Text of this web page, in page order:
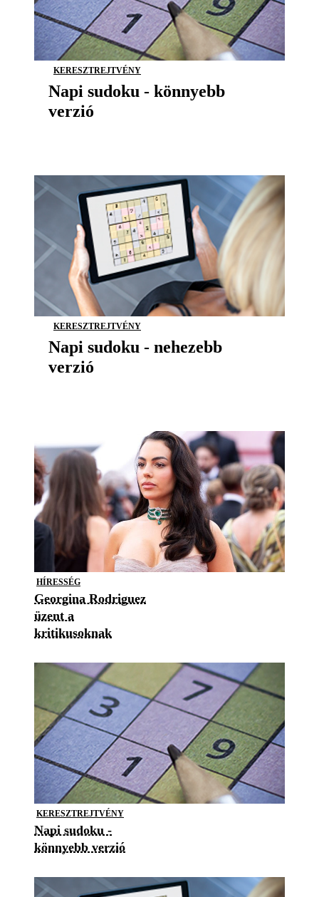
KERESZTREJTVÉNY
Napi sudoku - könnyebb
verzió
KERESZTREJTVÉNY
Napi sudoku - nehezebb
verzió
HÍRESSÉG
Georgina Rodriguez
üzent a
kritikusoknak
KERESZTREJTVÉNY
Napi sudoku -
könnyebb verzió